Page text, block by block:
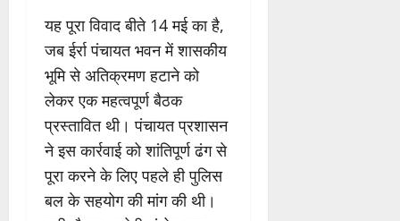
यह पूरा विवाद बीते 14 मई का है,
जब ईर्रा पंचायत भवन में शासकीय
भूमि से अतिक्रमण हटाने को
लेकर एक महत्वपूर्ण बैठक
प्रस्तावित थी। पंचायत प्रशासन
ने इस कार्रवाई को शांतिपूर्ण ढंग से
पूरा करने के लिए पहले ही पुलिस
बल के सहयोग की मांग की थी।